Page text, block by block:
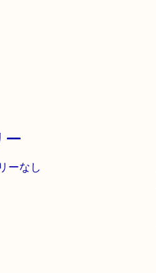
ー
ーなし